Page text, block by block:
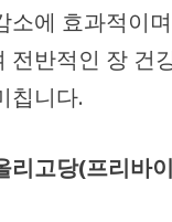
소에 효과적이
전반적인 장 건
칩니다.
리고당(프리바